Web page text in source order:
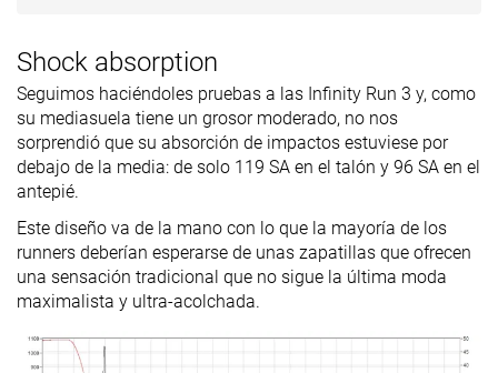
Drop
laboratorio
Drop marca
6.7 mm
8.0 mm
9.4 mm
10.0 mm
6.4 mm
Técnica de
carrera
Medio/antepié
Talón
Medio/
Talla
Tallan un poquito
pequeño
Tallan bien Tallan bien
Rigidez de la
-
Diferencia de
Shock absorption
Seguimos haciéndoles pruebas a las Infinity Run 3 y, como
su mediasuela tiene un grosor moderado, no nos
sorprendió que su absorción de impactos estuviese por
debajo de la media: de solo 119 SA en el talón y 96 SA en el
antepié.
Este diseño va de la mano con lo que la mayoría de los
runners deberían esperarse de unas zapatillas que ofrecen
una sensación tradicional que no sigue la última moda
maximalista y ultra-acolchada.